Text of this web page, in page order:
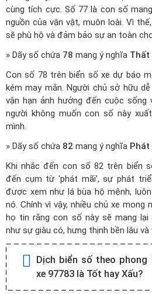
cùng tích cực. Số 77 là con số
nguồn của vận vật, muôn loài. Vì
sẽ phù hộ và đảm bảo sự an toàn
» Dãy số chứa 78 mang ý nghĩa Thất
Con số 78 trên biển số xe dự báo
kém may mắn. Người chủ sở hữu
vận hạn ảnh hưởng đến cuộc sống
người không muốn con số này
mình.
» Dãy số chứa 82 mang ý nghĩa Phát
Khi nhắc đến con số 82 trên biển
đến cụm từ 'phát mãi', sự phát
được xem như lá bùa hộ mệnh,
nó. Chính vì vậy, nhiều chủ xe
họ tin rằng con số này sẽ mang
như sự giàu có, hưng thịnh bền lâu và
Dịch biển số theo phong
xe 97783 là Tốt hay Xấu?